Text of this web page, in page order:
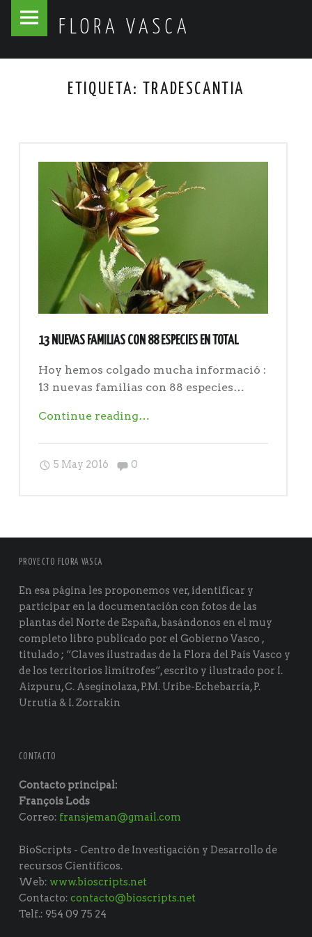
FLORA VASCA
Flora
Skip
ETIQUETA: TRADESCANTIA
13 NUEVAS FAMILIAS CON 88 ESPECIES EN TOTAL
Hoy hemos colgado mucha informació :
13 nuevas familias con 88 especies…
Continue reading"13
total"
…
5 May 2016 Comments:
0
PROYECTO FLORA VASCA
En esa página les proponemos ver, identificar y
participar en la documentación con fotos de las
plantas del Norte de España, basándonos en el muy
completo libro publicado por el Gobierno Vasco ,
titulado ; “Claves ilustradas de la Flora del País Vasco y
de los territorios limítrofes“, escrito y ilustrado por I.
Aizpuru, C. Aseginolaza, P.M. Uribe-Echebarría, P.
Urrutia & I. Zorrakin
CONTACTO
Contacto principal:
François Lods
Correo: fransjeman@gmail.com
BioScripts - Centro de Investigación y Desarrollo de
recursos Científicos.
Web: www.bioscripts.net
Contacto:contacto@bioscripts.net
Telf.: 954 09 75 24